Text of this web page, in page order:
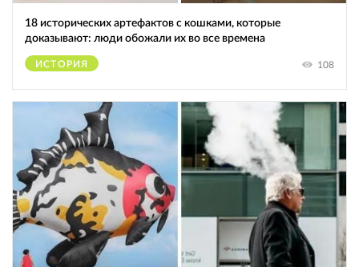
18 исторических артефактов с кошками, которые
доказывают: люди обожали их во все времена
ИСТОРИЯ 108